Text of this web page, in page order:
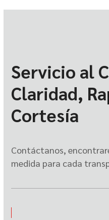
Servicio al
Claridad,
Cortesía
Contáctanos,
medida para cada